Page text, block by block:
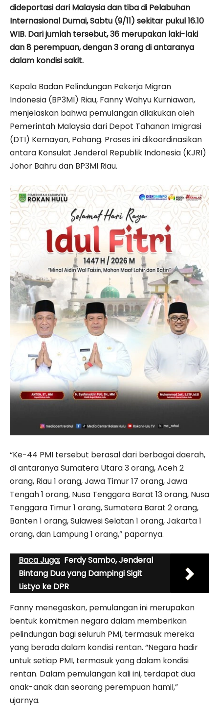
dideportasi dari Malaysia dan tiba di Pelabuhan
Internasional Dumai, Sabtu (9/11) sekitar pukul 16.10
WIB. Dari jumlah tersebut, 36 merupakan laki-laki
dan 8 perempuan, dengan 3 orang di antaranya
dalam kondisi sakit.
Kepala Badan Pelindungan Pekerja Migran
Indonesia (BP3MI) Riau, Fanny Wahyu Kurniawan,
menjelaskan bahwa pemulangan dilakukan oleh
Pemerintah Malaysia dari Depot Tahanan Imigrasi
(DTI) Kemayan, Pahang. Proses ini dikoordinasikan
antara Konsulat Jenderal Republik Indonesia (KJRI)
Johor Bahru dan BP3MI Riau.
“Ke-44 PMI tersebut berasal dari berbagai daerah,
di antaranya Sumatera Utara 3 orang, Aceh 2
orang, Riau 1 orang, Jawa Timur 17 orang, Jawa
Tengah 1 orang, Nusa Tenggara Barat 13 orang, Nusa
Tenggara Timur 1 orang, Sumatera Barat 2 orang,
Banten 1 orang, Sulawesi Selatan 1 orang, Jakarta 1
orang, dan Lampung 1 orang,” paparnya.
Baca Juga: Ferdy Sambo, Jenderal
Bintang Dua yang Dampingi Sigit
Listyo ke DPR
Fanny menegaskan, pemulangan ini merupakan
bentuk komitmen negara dalam memberikan
pelindungan bagi seluruh PMI, termasuk mereka
yang berada dalam kondisi rentan. “Negara hadir
untuk setiap PMI, termasuk yang dalam kondisi
rentan. Dalam pemulangan kali ini, terdapat dua
anak-anak dan seorang perempuan hamil,”
ujarnya.